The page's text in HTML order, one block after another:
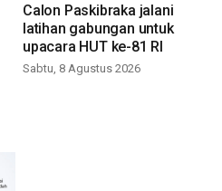
Calon Paskibraka jalani
latihan gabungan untuk
upacara HUT ke-81 RI
Sabtu, 8 Agustus 2026